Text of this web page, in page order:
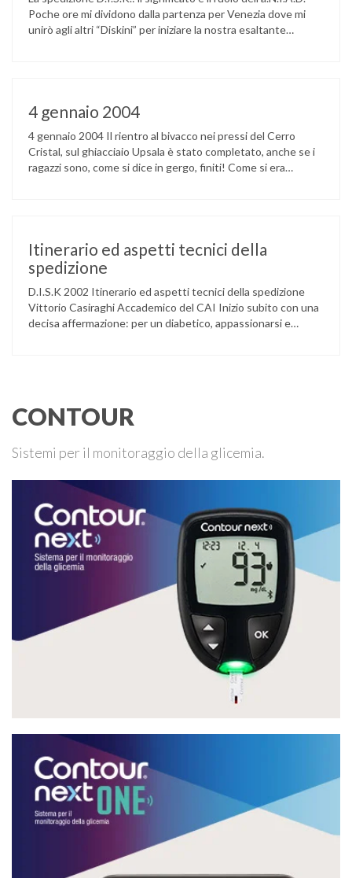
Poche ore mi dividono dalla partenza per Venezia dove mi
unirò agli altri “Diskini” per iniziare la nostra esaltante
4 gennaio 2004
4 gennaio 2004 Il rientro al bivacco nei pressi del Cerro
Cristal, sul ghiacciaio Upsala è stato completato, anche se i
ragazzi sono, come si dice in gergo, finiti! Come si era
Itinerario ed aspetti tecnici della
spedizione
D.I.S.K 2002 Itinerario ed aspetti tecnici della spedizione
Vittorio Casiraghi Accademico del CAI Inizio subito con una
decisa affermazione: per un diabetico, appassionarsi e
CONTOUR
Sistemi per il monitoraggio della glicemia.